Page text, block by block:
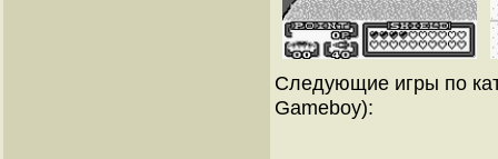
Следующие игры по
Gameboy):